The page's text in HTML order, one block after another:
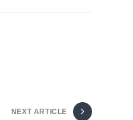
NEXT ARTICLE